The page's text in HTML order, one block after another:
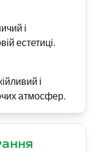
і
естетиці.
і
атмосфер.